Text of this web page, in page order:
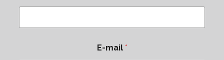
E-mail *